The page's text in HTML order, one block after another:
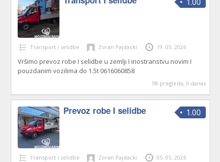
1.00
Transport i selidbe Zoran Pajdacki 19. 05. 2026
Vršimo prevoz robe I selidbe u zemlji I inostranstvu novim I
pouzdanim vozilima do 1.5t 0616060858
98 pregleda, 0 danas
1.00
Prevoz robe I selidbe
Transport i selidbe Zoran Pajdacki 05. 05. 2026